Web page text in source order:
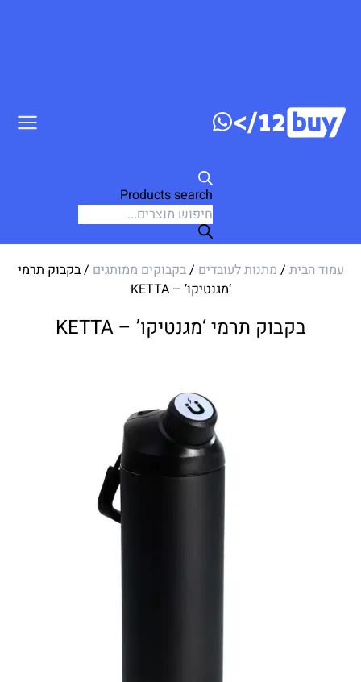
Products search
עמוד הבית/מתנות לעובדים/ בקבוקים ממותגים/ בקבוק תרמי
‘מגנטיקו’ – KETTA
בקבוק תרמי ‘מגנטיקו’ – KETTA